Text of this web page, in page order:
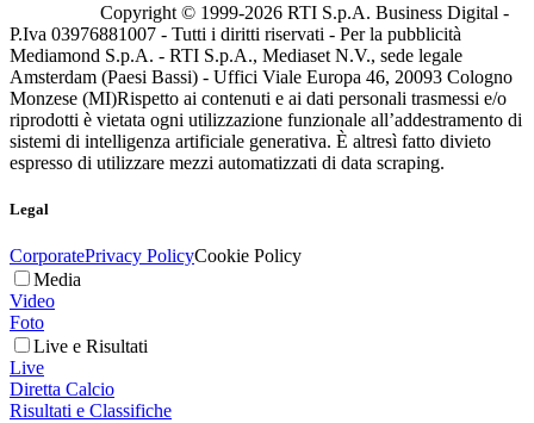
Copyright © 1999-2026 RTI S.p.A. Business Digital -
P.Iva 03976881007 - Tutti i diritti riservati - Per la pubblicità
Mediamond S.p.A. - RTI S.p.A., Mediaset N.V., sede legale
Amsterdam (Paesi Bassi) - Uffici Viale Europa 46, 20093 Cologno
Monzese (MI)Rispetto ai contenuti e ai dati personali trasmessi e/o
riprodotti è vietata ogni utilizzazione funzionale all’addestramento di
sistemi di intelligenza artificiale generativa. È altresì fatto divieto
espresso di utilizzare mezzi automatizzati di data scraping.
Legal
CorporatePrivacy PolicyCookie Policy
Media
Video
Foto
Live e Risultati
Live
Diretta Calcio
Risultati e Classifiche